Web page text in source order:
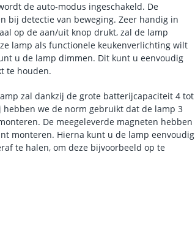
de auto-modus ingeschakeld. De
bij detectie van beweging. Zeer handig in
op de aan/uit knop drukt, zal de lamp
lamp als functionele keukenverlichting wilt
u de lamp dimmen. Dit kunt u eenvoudig
te houden.
zal dankzij de grote batterijcapaciteit 4 tot
we de norm gebruikt dat de lamp 3
De meegeleverde magneten hebben
monteren. Hierna kunt u de lamp eenvoudig
te halen, om deze bijvoorbeeld op te